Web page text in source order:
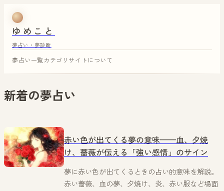
ゆめこと
夢占い・夢診断
夢占い一覧カテゴリ サイトについて
新着の夢占い
赤い色が出てくる夢の意味——血、夕焼
け、薔薇が伝える「強い感情」のサイン
夢に赤い色が出てくるときの占い的意味を解説。
赤い薔薇、血の夢、夕焼け、炎、赤い服など場面